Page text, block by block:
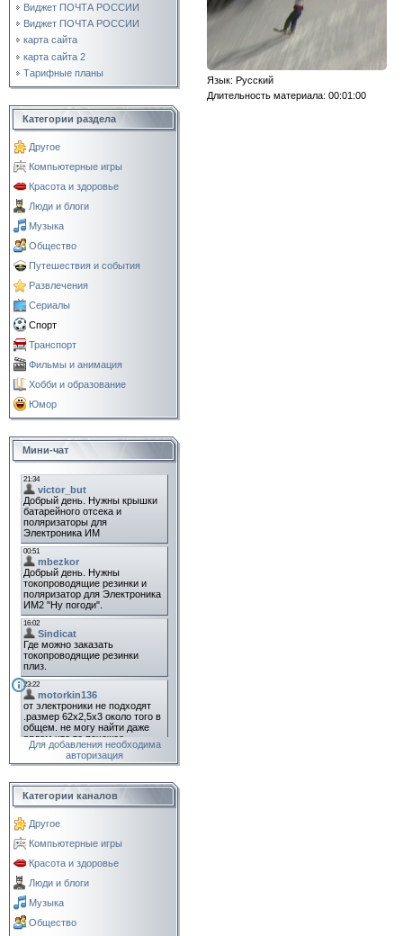
Виджет ПОЧТА РОССИИ
Виджет ПОЧТА РОССИИ
карта сайта
карта сайта 2
Тарифные планы
Категории раздела
Другое
Компьютерные игры
Красота и здоровье
Люди и блоги
Музыка
Общество
Путешествия и события
Развлечения
Сериалы
Спорт
Транспорт
Фильмы и анимация
Хобби и образование
Юмор
Мини-чат
Для добавления необходима
авторизация
Категории каналов
Другое
Компьютерные игры
Красота и здоровье
Люди и блоги
Музыка
Общество
Язык: Русский
Длительность материала: 00:01:00